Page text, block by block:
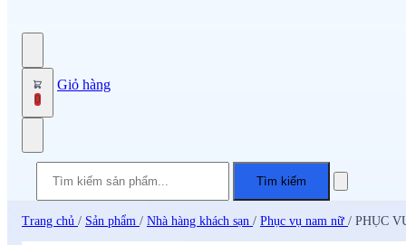
0
Giỏ hàng
Tìm kiếm
Trang chủ / Sản phẩm / Nhà hàng khách sạn / Phục vụ nam nữ / PHỤC